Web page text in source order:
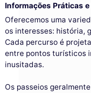
Informações Práticas e
Oferecemos uma
os interesses: história,
Cada percurso é
entre pontos turísticos
inusitadas.
Os passeios